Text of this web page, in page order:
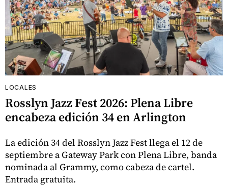
LOCALES
Rosslyn Jazz Fest 2026: Plena Libre
encabeza edición 34 en Arlington
La edición 34 del Rosslyn Jazz Fest llega el 12 de
septiembre a Gateway Park con Plena Libre, banda
nominada al Grammy, como cabeza de cartel.
Entrada gratuita.